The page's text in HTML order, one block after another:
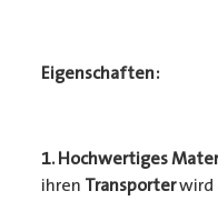
Eigenschaften:
1. Hochwertiges
ihren Transporterwird